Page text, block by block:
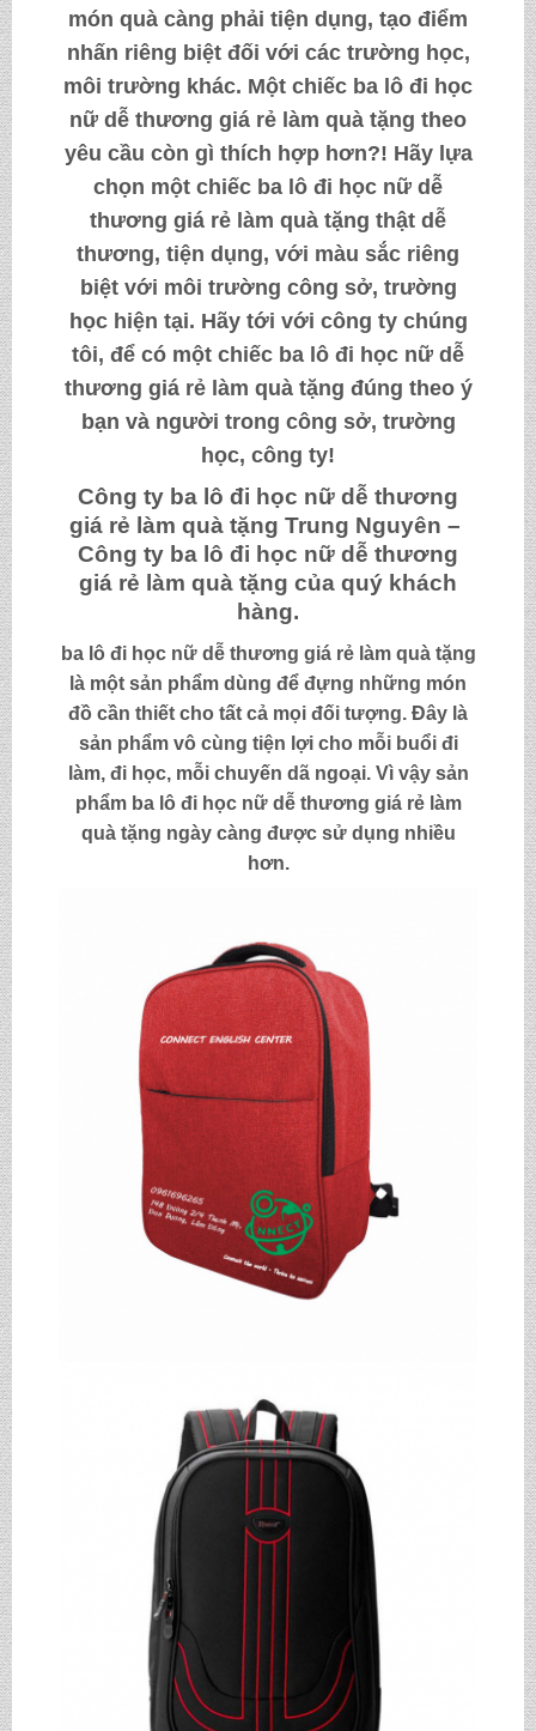
món quà càng phải tiện dụng, tạo điểm
nhấn riêng biệt đối với các trường học,
môi trường khác. Một chiếc ba lô đi học
nữ dễ thương giá rẻ làm quà tặng theo
yêu cầu còn gì thích hợp hơn?! Hãy lựa
chọn một chiếc ba lô đi học nữ dễ
thương giá rẻ làm quà tặng thật dễ
thương, tiện dụng, với màu sắc riêng
biệt với môi trường công sở, trường
học hiện tại. Hãy tới với công ty chúng
tôi, để có một chiếc ba lô đi học nữ dễ
thương giá rẻ làm quà tặng đúng theo ý
bạn và người trong công sở, trường
học, công ty!
Công ty ba lô đi học nữ dễ thương
giá rẻ làm quà tặng Trung Nguyên –
Công ty ba lô đi học nữ dễ thương
giá rẻ làm quà tặng của quý khách
hàng.
ba lô đi học nữ dễ thương giá rẻ làm quà tặng
là một sản phẩm dùng để đựng những món
đồ cần thiết cho tất cả mọi đối tượng. Đây là
sản phẩm vô cùng tiện lợi cho mỗi buổi đi
làm, đi học, mỗi chuyến dã ngoại. Vì vậy sản
phẩm ba lô đi học nữ dễ thương giá rẻ làm
quà tặng ngày càng được sử dụng nhiều
hơn.